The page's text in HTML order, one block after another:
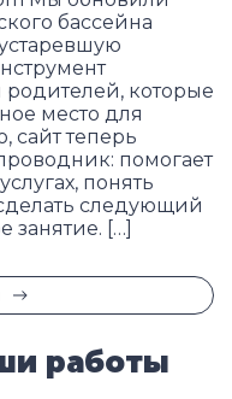
бассейна
которые
место для
сайт теперь
помогает
понять
следующий
занятие. […]
работы